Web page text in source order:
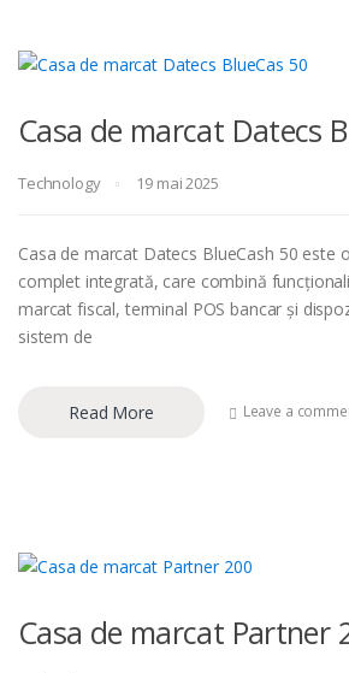
Casa de marcat Datecs
Technology 19 mai 2025
Casa de marcat Datecs BlueCash 50 este
complet integrată, care combină
marcat fiscal, terminal POS bancar și
sistem de
Read More Leave a
Casa de marcat Partner